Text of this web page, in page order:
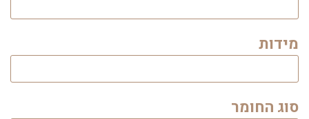
מידות
סוג החומר